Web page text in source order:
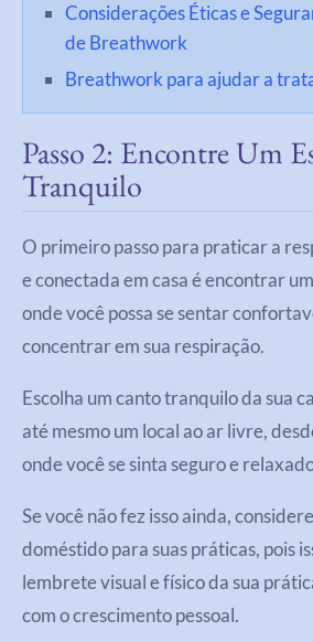
Considerações Éticas e
de Breathwork
Breathwork para ajudar a
Passo 2: Encontre Um
Tranquilo
O primeiro passo para praticar a
e conectada em casa é encontrar
onde você possa se sentar
concentrar em sua respiração.
Escolha um canto tranquilo da sua
até mesmo um local ao ar livre,
onde você se sinta seguro e
Se você não fez isso ainda,
doméstido para suas práticas, pois
lembrete visual e físico da sua
com o crescimento pessoal.